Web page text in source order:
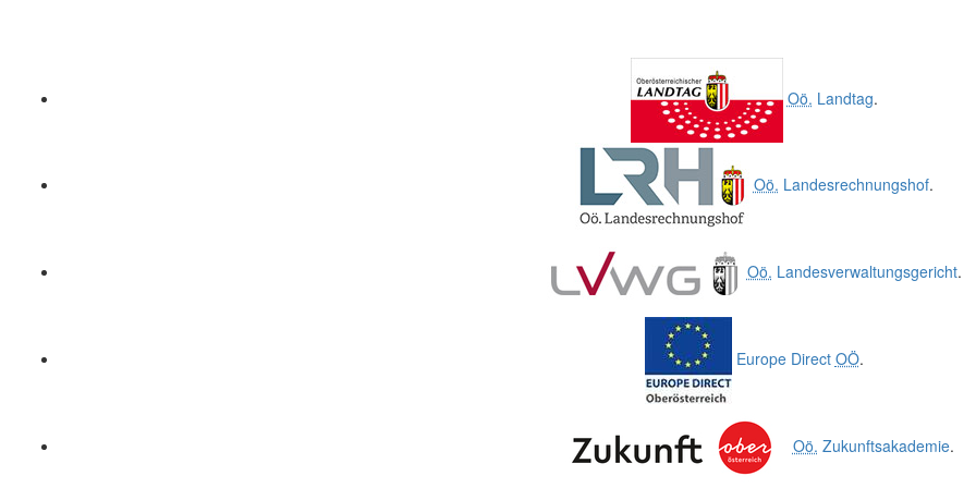
Oö. Landtag.
Oö. Landesrechnungshof.
Oö. Landesverwaltungsgericht.
Europe Direct OÖ.
Oö. Zukunftsakademie.